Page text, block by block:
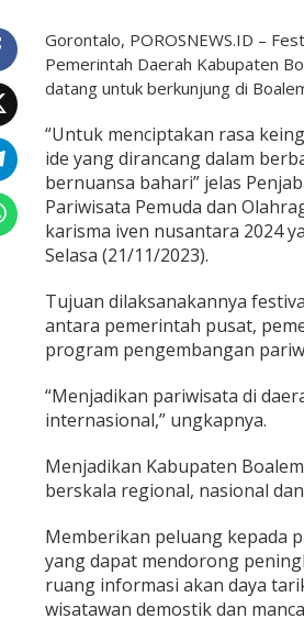
d
u
P
p
a
r
k
a
n
a
a
s
a
e
s
i
v
a
P
e
s
o
n
Gorontalo, POROSNEWS.ID –
Pemerintah Daerah Kabupaten
datang untuk berkunjung di
“Untuk menciptakan rasa
ide yang dirancang dalam
bernuansa bahari” jelas
Pariwisata Pemuda dan
karisma iven nusantara 2024
Selasa (21/11/2023).
Tujuan dilaksanakannya
antara pemerintah pusat,
program pengembangan
“Menjadikan pariwisata di
internasional,” ungkapnya.
Menjadikan Kabupaten
berskala regional, nasional
Memberikan peluang kepada
yang dapat mendorong
ruang informasi akan daya
wisatawan demostik dan